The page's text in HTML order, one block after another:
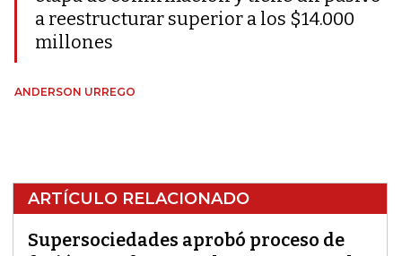
a reestructurar superior a los $14.000
millones
ANDERSON URREGO
ARTÍCULO RELACIONADO
Supersociedades aprobó proceso de